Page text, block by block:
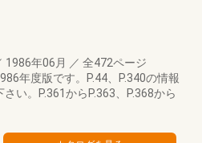
1986年06月 ／ 全472ページ
年度版です。P.44、P.340の情報
い。P.361からP.363、P.368から